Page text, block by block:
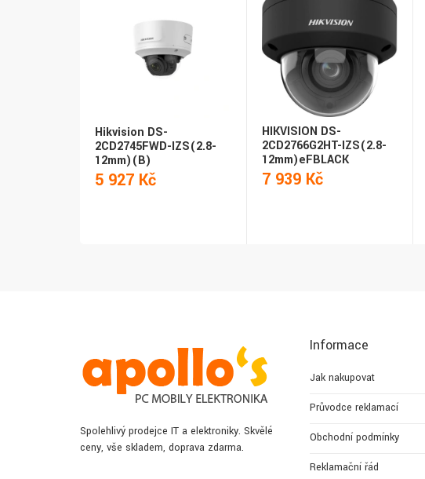
Hikvision DS-
2CD2745FWD-IZS(2.8-
12mm)(B)
5 927 Kč
HIKVISION DS-
2CD2766G2HT-IZS(2.8-
12mm)eFBLACK
7 939 Kč
Spolehlivý prodejce IT a elektroniky. Skvělé
ceny, vše skladem, doprava zdarma.
Informace
Jak nakupovat
Průvodce reklamací
Obchodní podmínky
Reklamační řád